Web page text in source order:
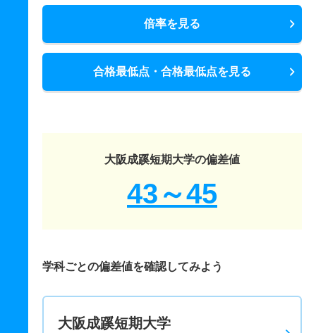
倍率を見る
合格最低点・合格最低点を見る
大阪成蹊短期大学の偏差値
43～45
学科ごとの偏差値を確認してみよう
大阪成蹊短期大学